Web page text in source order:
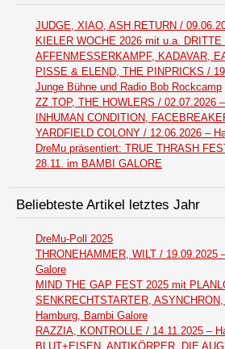
JUDGE, XIAO, ASH RETURN /
KIELER WOCHE 2026 mit u.a. DRITTE
AFFENMESSERKAMPF, KADAVAR,
PISSE & ELEND, THE PINPRICKS /
Junge Bühne und Radio Bob Rockcamp
ZZ TOP, THE HOWLERS / 02.07.2026
INHUMAN CONDITION,
YARDFIELD COLONY / 12.06.2026 –
DreMu präsentiert: TRUE THRASH
28.11. im BAMBI GALORE
Beliebteste Artikel letztes Jahr
DreMu-Poll 2025
THRONEHAMMER, WILT / 19.09.2025
Galore
MIND THE GAP FEST 2025 mit
SENKRECHTSTARTER,
Hamburg, Bambi Galore
RAZZIA, KONTROLLE / 14.11.2025 –
BLUT+EISEN, ANTIKÖRPER, DIE